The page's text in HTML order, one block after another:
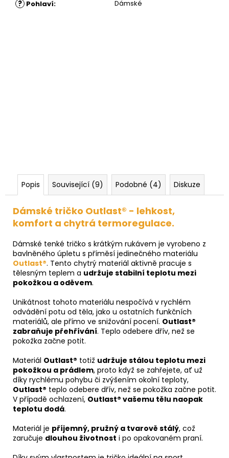
? Pohlaví: Dámské
Popis Související (9) Podobné (4) Diskuze
Dámské tričko Outlast® - lehkost,
komfort a chytrá termoregulace.
Dámské tenké tričko s krátkým rukávem je vyrobeno z
bavlněného úpletu s příměsí jedinečného materiálu
Outlast®. Tento chytrý materiál aktivně pracuje s
tělesným teplem a udržuje stabilní teplotu mezi
pokožkou a oděvem.
Unikátnost tohoto materiálu nespočívá v rychlém
odvádění potu od těla, jako u ostatních funkčních
materiálů, ale přímo ve snižování pocení. Outlast®
zabraňuje přehřívání. Teplo odebere dřív, než se
pokožka začne potit.
Materiál Outlast® totiž udržuje stálou teplotu mezi
pokožkou a prádlem, proto když se zahřejete, ať už
díky rychlému pohybu či zvýšením okolní teploty,
Outlast® teplo odebere dřív, než se pokožka začne potit.
V případě ochlazení, Outlast® vašemu tělu naopak
teplotu dodá.
Materiál je příjemný, pružný a tvarově stálý, což
zaručuje dlouhou životnost i po opakovaném praní.